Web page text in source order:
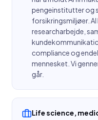
pengeinstitutter og
forsikringsmiljøer.
researcharbejde,
compliance og
mennesket. Vi
går.
Life science,